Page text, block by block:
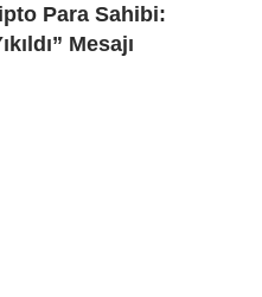
Para Sahibi:
Mesajı